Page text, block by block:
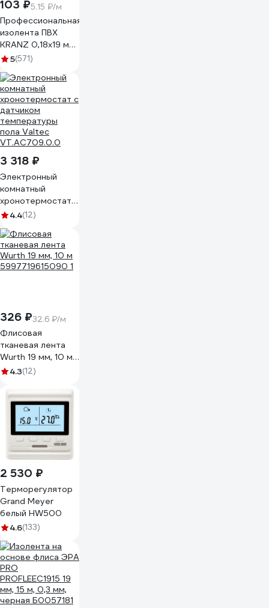
103 ₽5.15 ₽/м
Профессиональная
изолента ПВХ
KRANZ 0,18х19 мм,
20 м, черная KR-
5(571)
3 318 ₽
Электронный
комнатный
хронотермостат с
датчиком
пола Valtec
VT.AC709.0.0
4.4(12)
326 ₽32.6 ₽/м
Флисовая
тканевая лента
Wurth 19 мм, 10 м
5997719615090 1
4.3(12)
2 530 ₽
Терморегулятор
Grand Meyer
белый HW500
4.6(133)